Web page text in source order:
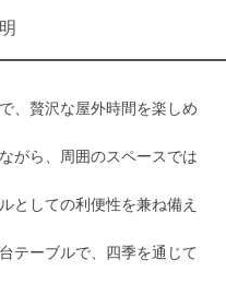
、贅沢な屋外時間を楽しめ
がら、周囲のスペースでは
としての利便性を兼ね備え
テーブルで、四季を通じて